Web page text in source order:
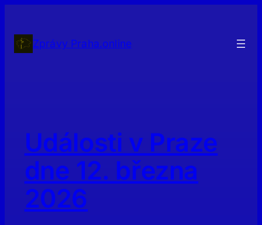
obsahZprávy Praha.online
Události v Praze
dne 12. března
2026